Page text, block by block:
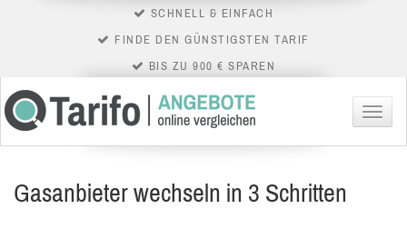
SCHNELL & EINFACH
FINDE DEN GÜNSTIGSTEN TARIF
BIS ZU 900 € SPAREN
Menü
Gasanbieter wechseln in 3 Schritten